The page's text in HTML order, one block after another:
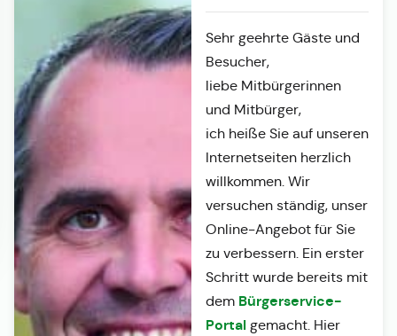
Sehr geehrte Gäste und
Besucher,
liebe Mitbürgerinnen
und Mitbürger,
ich heiße Sie auf unseren
Internetseiten herzlich
willkommen. Wir
versuchen ständig, unser
Online-Angebot für Sie
zu verbessern. Ein erster
Schritt wurde bereits mit
dem Bürgerservice-
Portalgemacht. Hier